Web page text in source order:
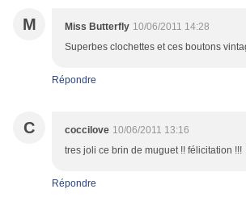
M Miss Butterfly 10/06/2011 14:28
Superbes clochettes et ces boutons
Répondre
C coccilove 10/06/2011 13:16
tres joli ce brin de muguet !! félicitation !!!
Répondre